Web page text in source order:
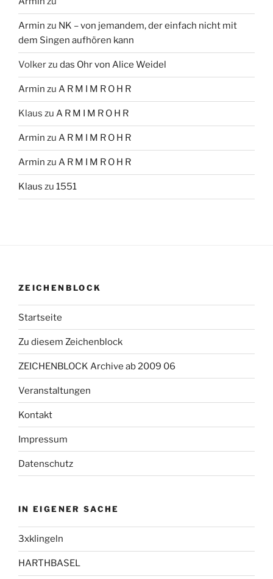
Armin zu NK – von jemandem, der einfach nicht mit
dem Singen aufhören kann
Volkerzu das Ohr von Alice Weidel
Armin zu A R M I M R O H R
Klaus zu A R M I M R O H R
Armin zu A R M I M R O H R
Armin zu A R M I M R O H R
Klaus zu 1551
ZEICHENBLOCK
Startseite
Zu diesem Zeichenblock
ZEICHENBLOCK Archive ab 2009 06
Veranstaltungen
Kontakt
Impressum
Datenschutz
IN EIGENER SACHE
3xklingeln
HARTHBASEL